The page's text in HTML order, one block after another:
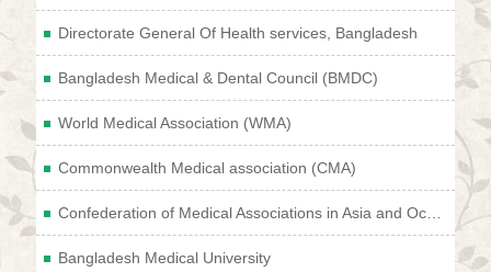
Directorate General Of Health services, Bangladesh
Bangladesh Medical & Dental Council (BMDC)
World Medical Association (WMA)
Commonwealth Medical association (CMA)
Confederation of Medical Associations in Asia and Oceania (CMAAO)
Bangladesh Medical University